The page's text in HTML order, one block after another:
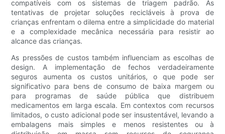
compatíveis com os sistemas de triagem padrão. As
tentativas de projetar soluções recicláveis ​​à prova de
crianças enfrentam o dilema entre a simplicidade do material
e a complexidade mecânica necessária para resistir ao
alcance das crianças.
As pressões de custos também influenciam as escolhas de
design. A implementação de fechos verdadeiramente
seguros aumenta os custos unitários, o que pode ser
significativo para bens de consumo de baixa margem ou
para programas de saúde pública que distribuem
medicamentos em larga escala. Em contextos com recursos
limitados, o custo adicional pode ser insustentável, levando a
embalagens mais simples e menos resistentes ou à